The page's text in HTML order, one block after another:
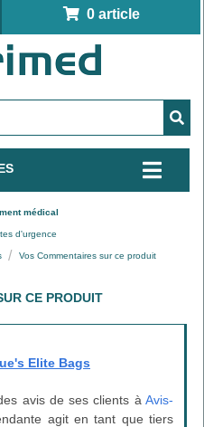
0 article
médical
d'urgence
Vos Commentaires sur ce produit
CE PRODUIT
Elite Bags
avis de ses clients à Avis-
agit en tant que tiers